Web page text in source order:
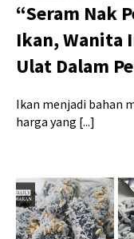
“Seram Nak
Ikan, Wanita
Ulat Dalam
Ikan menjadi bahan
harga yang [...]